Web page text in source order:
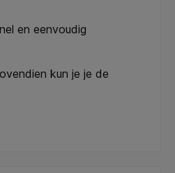
en eenvoudig
kun je je de